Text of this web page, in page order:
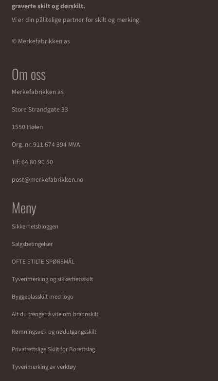
graverte skilt og dørskilt.
Vi er din pålitelige partner for skilt og merking.
© Merkefabrikken as
Om oss
Merkefabrikken as
Store Strandgate 33
1550 Hølen
Org. nr. 911 674 394 MVA
Tlf:64 80 90 50
post@merkefabrikken.no
Meny
Sikkerhetsbloggen
Salgsbetingelser
OFTE STILTE SPØRSMÅL
Tyverimerking og sikkerhetsskilt
Byggeplasskilt med logo
Alt du trenger å vite om brannskilt
Rømningsvei- og nødutgangsskilt
Privatrettslige Skilt for Borettslag
Tyverimerking av verktøy